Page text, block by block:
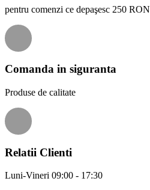
pentru comenzi ce depaşesc 250 RON
Comanda in siguranta
Produse de calitate
Relatii Clienti
Luni-Vineri 09:00 - 17:30